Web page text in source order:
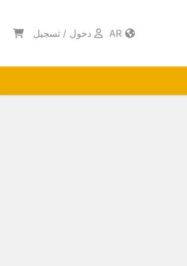
دخول / تسجيل